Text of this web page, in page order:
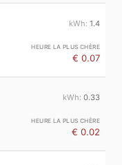
1.4
€ 0.07
0.33
€ 0.02